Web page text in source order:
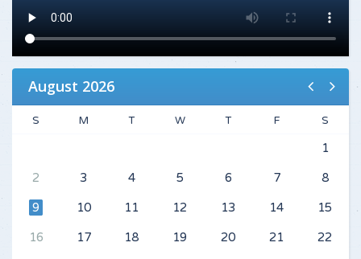
August 2026
S M T W T F S
1
2 3 4 5 6 7 8
9 10 11 12 13 14 15
16 17 18 19 20 21 22